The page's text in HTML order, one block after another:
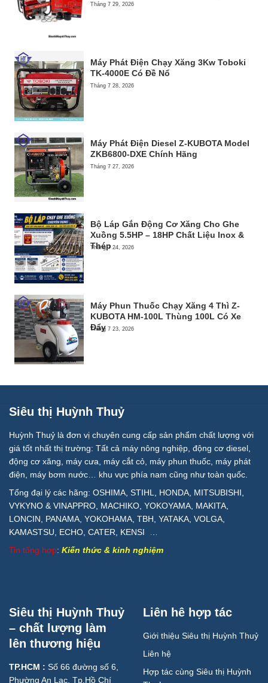
Tháng 7 29, 2026
Máy Phát Điện Chạy Xăng 3Kw Toboki
TK-4000E Có Đề Nổ
Tháng 7 28, 2026
Máy Phát Điện Diesel Z-KUBOTA Model
ZKB6800-DXE Chính Hãng
Tháng 7 27, 2026
Bộ Láp Gắn Động Cơ Xăng Cho Ghe
Xuồng 5.5HP – 18HP Chất Liệu Inox &
Thép
Tháng 7 24, 2026
Máy Phun Thuốc Chạy Xăng 4 Thì Z-
KUBOTA HM-100L Thùng 100L Có Xe
Đẩy
Tháng 7 23, 2026
Siêu thị Huỳnh Thuỷ
Huỳnh Thuỷ là đơn vị chuyên cung cấp sản phẩm chất lượng với
giá tốt nhất thị trường: Tất cả máy nông nghiệp, động cơ diesel,
động cơ xăng, máy cưa, máy cắt cỏ, máy phun thuốc, máy phát
điện, máy bơm nước… khu vực phía nam cũng như toàn quốc.
Tổng đại lý các hãng: OSHIMA, STIHL, HONDA, MITSUBISHI,
VYKYNO & VINAPPRO, MACHIKO, YOKOYAMA, MAKITA,
LONCIN, PANAMA, YOKOHAMA, TBH, YATAKA, VOLGA,
KAMASTSU, ECHO, CATER, KENSI …
Tin tổng hợp: Kiến thức & kinh nghiệm
Siêu thị Huỳnh Thuỷ
– chất lượng làm
lên thương hiệu
TP.HCM : Số 66 đường số 6,
Phường An Lạc, Tp.Hồ Chí
Liên hê hợp tác
Giới thiệu Siêu thị Huỳnh Thuỷ
Liên hệ
Hợp tác cùng Siêu thị Huỳnh